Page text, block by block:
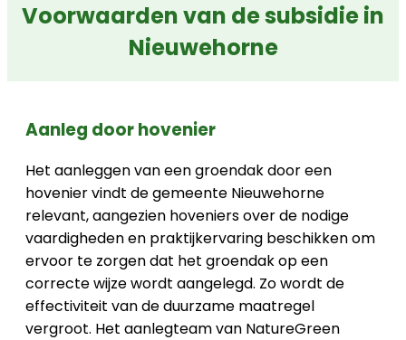
Voorwaarden van de subsidie in
Nieuwehorne
Aanleg door hovenier
Het aanleggen van een groendak door een
hovenier vindt de gemeente Nieuwehorne
relevant, aangezien hoveniers over de nodige
vaardigheden en praktijkervaring beschikken om
ervoor te zorgen dat het groendak op een
correcte wijze wordt aangelegd. Zo wordt de
effectiviteit van de duurzame maatregel
vergroot. Het aanlegteam van NatureGreen